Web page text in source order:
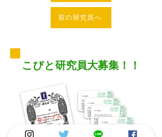
前の研究員へ
こびと研究員大募集！！